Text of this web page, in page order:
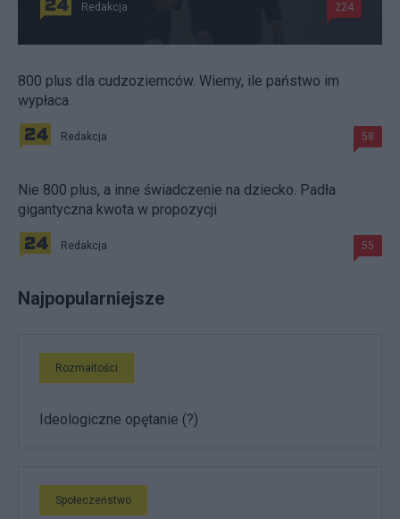
Redakcja 224
800 plus dla cudzoziemców. Wiemy, ile państwo im
wypłaca
Redakcja 58
Nie 800 plus, a inne świadczenie na dziecko. Padła
gigantyczna kwota w propozycji
Redakcja 55
Najpopularniejsze
Rozmaitości
Ideologiczne opętanie (?)
Społeczeństwo